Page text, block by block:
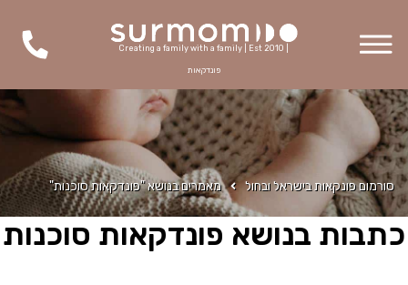
Creating a family with a family | Est 2010 |
פונדקאות
סורמום פונקאות בישראל ובחול מאמרים בנושא "פונדקאות סוכנות"
כתבות בנושא פונדקאות סוכנות